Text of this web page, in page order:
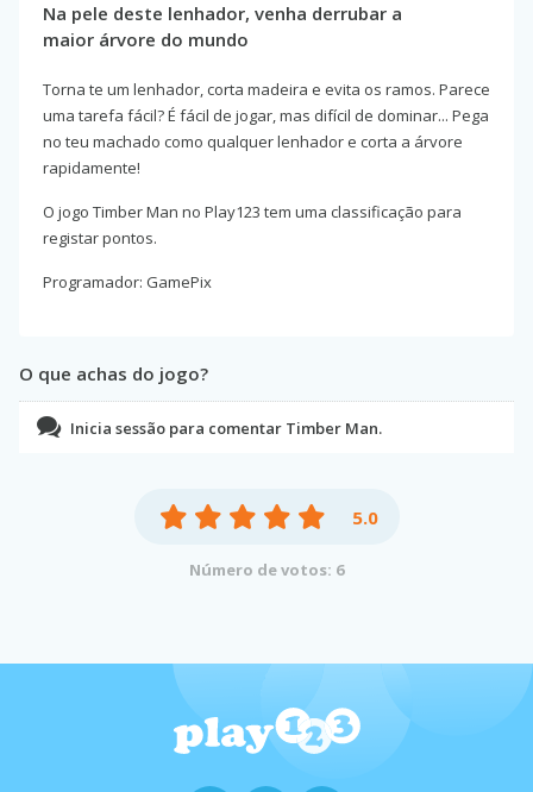
Na pele deste lenhador, venha derrubar a
maior árvore do mundo
Torna te um lenhador, corta madeira e evita os ramos. Parece
uma tarefa fácil? É fácil de jogar, mas difícil de dominar... Pega
no teu machado como qualquer lenhador e corta a árvore
rapidamente!
O jogo Timber Man no Play123 tem uma classificação para
registar pontos.
Programador: GamePix
O que achas do jogo?
Inicia sessão para comentar Timber Man.
5.0
Número de votos: 6